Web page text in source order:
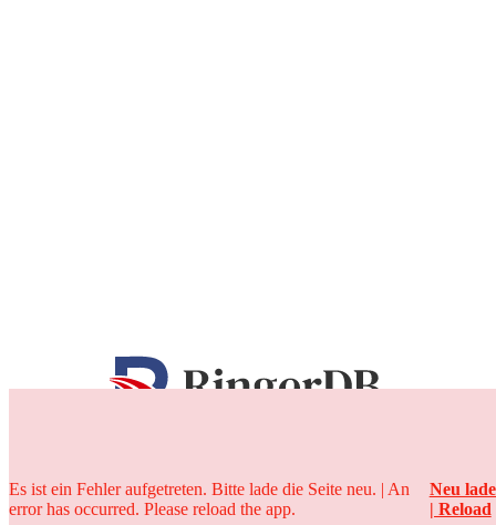
25 Jahre
Es ist ein Fehler aufgetreten. Bitte lade die Seite neu. | An
error has occurred. Please reload the app.
Neu
| Reload